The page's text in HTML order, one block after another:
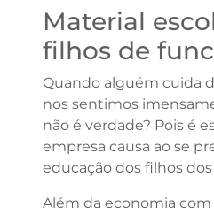
Material
filhos de
Quando alguém cuida
nos sentimos
não é verdade? Pois é
empresa causa ao se
educação dos filhos
Além da economia com